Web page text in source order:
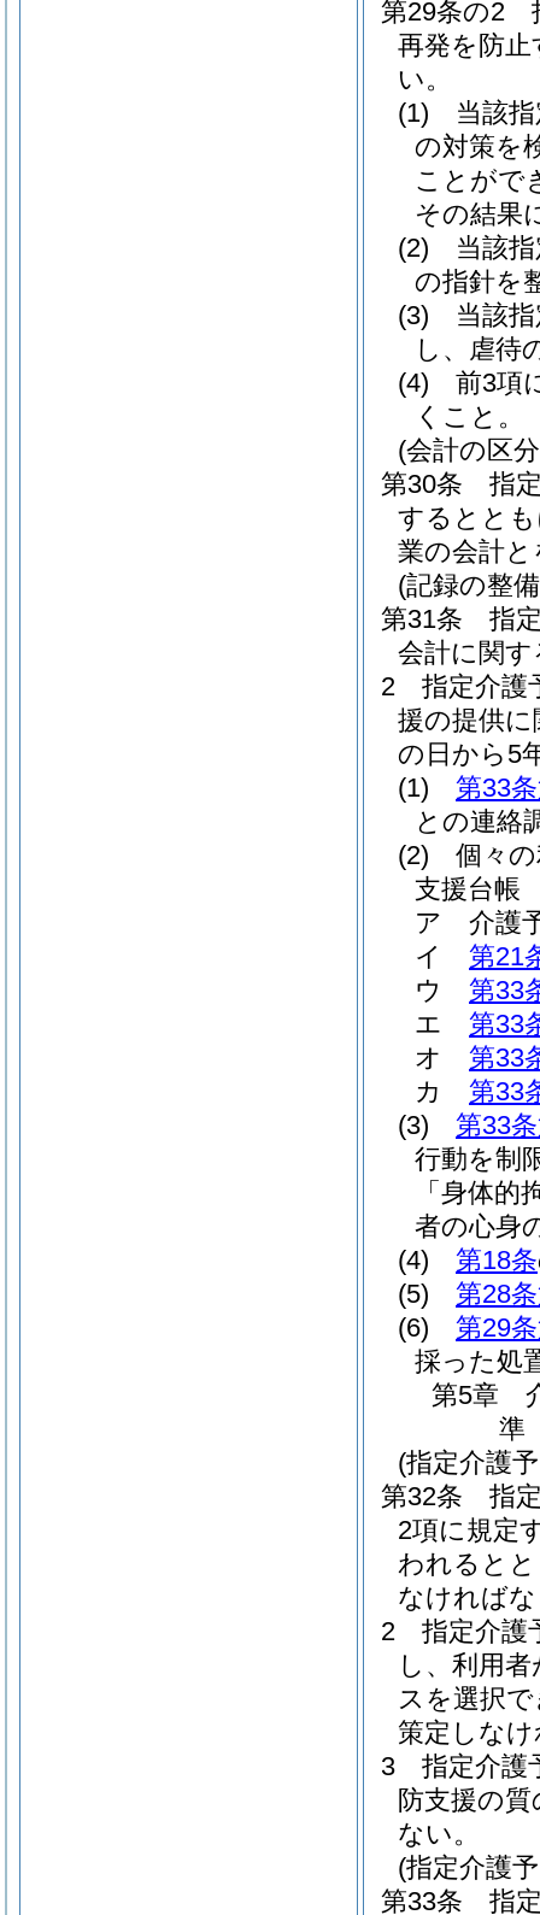
第29条の2
再発を防
い。
(1)
当該
の対策を
ことがで
その結果
(2)
当該
の指針を
(3)
当該
し、虐待
(4)
前3項
くこと。
(会計の区
第30条
指
するとと
業の会計
(記録の整
第31条
指
会計に関
2
指定介護
援の提供
の日から5
(1)
第33
との連絡
(2)
個々
支援台帳
ア
介護
イ
第21
ウ
第33
エ
第33
オ
第33
カ
第33
(3)
第33
行動を制
「身体的
者の心身
(4)
第18条
(5)
第28
(6)
第29
採った処
第5章
準
(指定介護
第32条
指
2項に規定
われると
なければ
2
指定介護
し、利用
スを選択
策定しな
3
指定介護
防支援の
ない。
(指定介護
第33条
指